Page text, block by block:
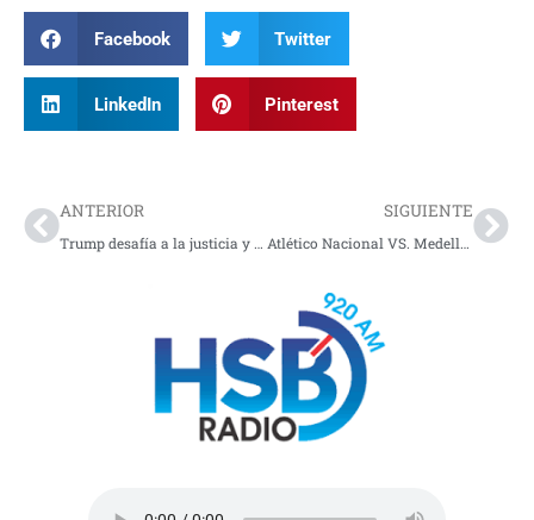
Facebook Twitter
LinkedIn Pinterest
ANTERIOR
Trump desafía a la justicia y desata una crisis constitucional en USA
SIGUIENTE
Atlético Nacional VS. Medellín, los convocados: HOY FÚTBOL